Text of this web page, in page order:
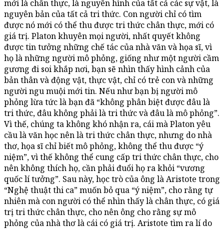
mới là chân thực, là nguyên hình của tất cả các sự vật, là
nguyên bản của tất cả tri thức. Con người chỉ có tìm
được nó mới có thể thu được tri thức chân thực, mới có
giá trị. Platon khuyên mọi người, nhất quyết không
được tin tưởng những chế tác của nhà văn và họa sĩ, vì
họ là những người mô phỏng, giống như một người cầm
gương đi soi khắp nơi, bạn sẽ nhìn thấy hình cảnh của
bản thân và động vật, thực vật, chỉ có trẻ con và những
người ngu muội mới tin. Nếu như bạn bị người mô
phỏng lừa tức là bạn đã “không phân biệt được đâu là
tri thức, đâu không phải là tri thức và đâu là mô phỏng”.
Vì thế, chúng ta không khó nhận ra, cái mà Platon yêu
cầu là văn học nên là tri thức chân thực, nhưng do nhà
thơ, họa sĩ chỉ biết mô phỏng, không thể thu được “ý
niệm”, vì thế không thể cung cấp tri thức chân thực, cho
nên không thích họ, cần phải đuổi họ ra khỏi “vương
quốc lí tưởng”. Sau này, học trò của ông là Aristote trong
“Nghệ thuật thi ca” muốn bỏ qua “ý niệm”, cho rằng tự
nhiên mà con người có thể nhìn thấy là chân thực, có giá
trị tri thức chân thực, cho nên ông cho rằng sự mô
phỏng của nhà thơ là cái có giá trị. Aristote tìm ra lí do